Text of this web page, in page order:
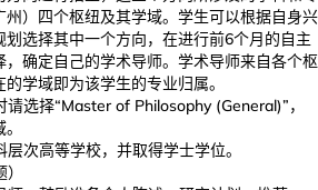
）四个枢纽及其学域。学生可以根据自身兴
选择其中一个方向，在进行前6个月的自主
确定自己的学术导师。学术导师来自各个枢
学域即为该学生的专业归属。
选择“Master of Philosophy (General)”，
次高等学校，并取得学士学位。